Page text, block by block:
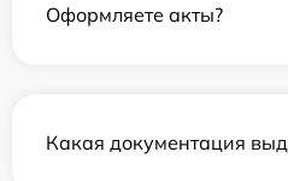
Оформляете акты?
Какая документация